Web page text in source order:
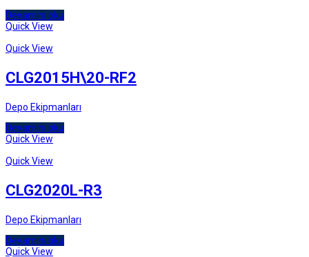
Devamını oku
Quick View
Quick View
CLG2015H\20-RF2
Depo Ekipmanları
Devamını oku
Quick View
Quick View
CLG2020L-R3
Depo Ekipmanları
Devamını oku
Quick View